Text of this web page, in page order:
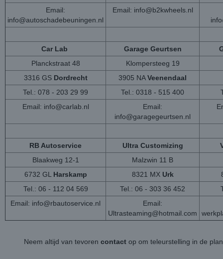
Email:
info@autoschadebeuningen.nl
Email: info@b2kwheels.nl
Car Lab Garage Geurtsen
Planckstraat 48
Klompersteeg 19
3316 GS Dordrecht 3905 NAVeenendaal
Tel.: 078 - 203 29 99
Tel.: 0318 - 515 400
Email: info@carlab.nl
Email:
info@garagegeurtsen.nl
RB Autoservice Ultra Customizing
Blaakweg 12-1
Malzwin 11 B
6732 GL Harskamp 8321 MX Urk
Tel.: 06 - 112 04 569
Tel.: 06 - 303 36 452
Email: info@rbautoservice.nl
Email:
Ultrasteaming@hotmail.com
Neem altijd van tevoren contactop om teleurstelling in de